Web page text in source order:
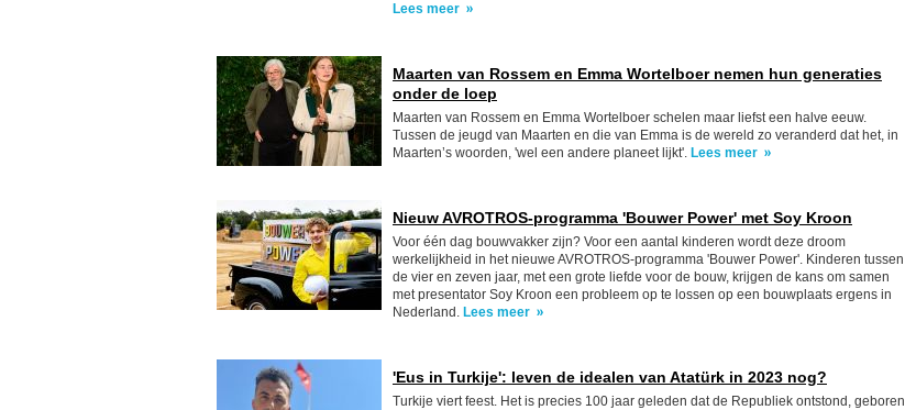
Lees meer
Maarten van Rossem en Emma Wortelboer nemen hun generaties
onder de loep
Maarten van Rossem en Emma Wortelboer schelen maar liefst een halve eeuw.
Tussen de jeugd van Maarten en die van Emma is de wereld zo veranderd dat het, in
Maarten’s woorden, 'wel een andere planeet lijkt'. Lees meer
Nieuw AVROTROS-programma 'Bouwer Power' met Soy Kroon
Voor één dag bouwvakker zijn? Voor een aantal kinderen wordt deze droom
werkelijkheid in het nieuwe AVROTROS-programma 'Bouwer Power'. Kinderen tussen
de vier en zeven jaar, met een grote liefde voor de bouw, krijgen de kans om samen
met presentator Soy Kroon een probleem op te lossen op een bouwplaats ergens in
Nederland. Lees meer
'Eus in Turkije': leven de idealen van Atatürk in 2023 nog?
Turkije viert feest. Het is precies 100 jaar geleden dat de Republiek ontstond, geboren